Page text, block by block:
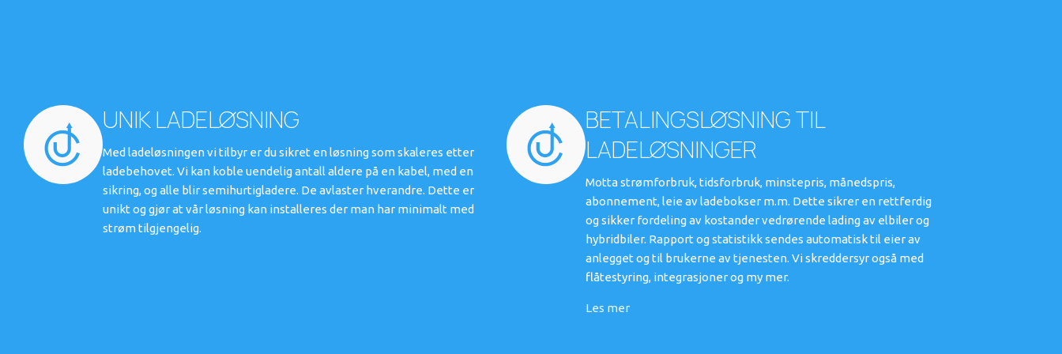
UNIK LADELØSNING
Med ladeløsningen vi tilbyr er du sikret en løsning som skaleres etter
ladebehovet. Vi kan koble uendelig antall aldere på en kabel, med en
sikring, og alle blir semihurtigladere. De avlaster hverandre. Dette er
unikt og gjør at vår løsning kan installeres der man har minimalt med
strøm tilgjengelig.
BETALINGSLØSNING TIL
LADELØSNINGER
Motta strømforbruk, tidsforbruk, minstepris, månedspris,
abonnement, leie av ladebokser m.m. Dette sikrer en rettferdig
og sikker fordeling av kostander vedrørende lading av elbiler og
hybridbiler. Rapport og statistikk sendes automatisk til eier av
anlegget og til brukerne av tjenesten. Vi skreddersyr også med
flåtestyring, integrasjoner og my mer.
Les mer